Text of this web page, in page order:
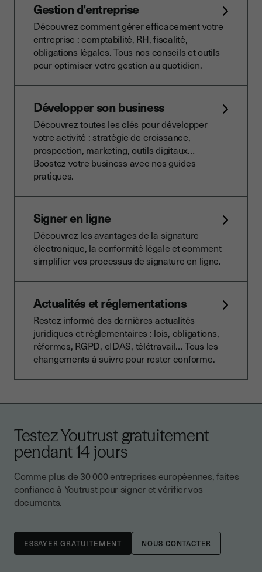
Gestion d'entreprise
Découvrez comment gérer efficacement votre
entreprise : comptabilité, RH, fiscalité,
obligations légales. Tous nos conseils et outils
pour optimiser votre gestion au quotidien.
Développer son business
Découvrez toutes les clés pour développer
votre activité : stratégie de croissance,
prospection, marketing, outils digitaux…
Boostez votre business avec nos guides
pratiques.
Signer en ligne
Découvrez les avantages de la signature
électronique, la conformité légale et comment
simplifier vos processus de signature en ligne.
Actualités et réglementations
Restez informé des dernières actualités
juridiques et réglementaires : lois, obligations,
réformes, RGPD, eIDAS, télétravail… Tous les
changements à suivre pour rester conforme.
Testez Youtrust gratuitement
pendant 14 jours
Comme plus de 30 000 entreprises européennes, faites
confiance à Youtrust pour signer et vérifier vos
documents.
NOUS CONTACTER